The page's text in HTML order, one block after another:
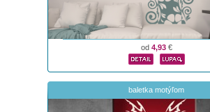
od 4,93€
baletka motýľom